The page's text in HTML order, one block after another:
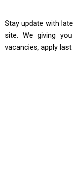
Stay update with
site. We giving
vacancies, apply